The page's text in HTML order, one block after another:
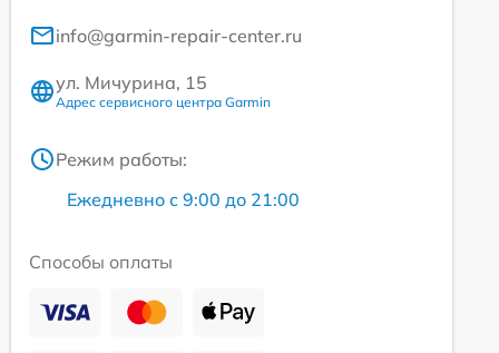
info@garmin-repair-center.ru
ул. Мичурина, 15
Адрес сервисного центра Garmin
Режим работы:
Ежедневно с 9:00 до 21:00
Способы оплаты